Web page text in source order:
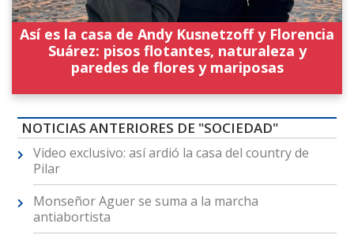
Así es la casa de Andy Kusnetzoff y Florencia
Suárez: pisos flotantes, naturaleza y
paredes de flores y mariposas
NOTICIAS ANTERIORES DE "SOCIEDAD"
Video exclusivo: así ardió la casa del country de
Pilar
Monseñor Aguer se suma a la marcha
antiabortista